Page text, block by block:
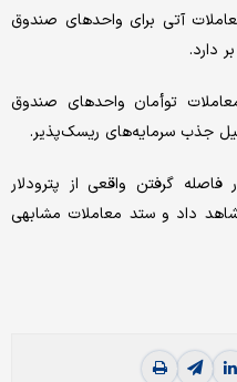
آتی برای واحدهای صندوق
دارد.
توأمان واحدهای صندوق
جذب سرمایه‌های ریسک‌پذیر.
گرفتن واقعی از پترودلار
داد و ستد معاملات مشابهی